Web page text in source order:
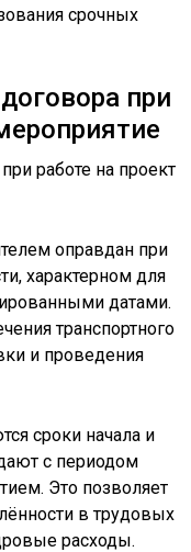
срочных
при
оправдан при
характерном для
датами.
транспортного
и проведения
сроки начала и
с периодом
Это позволяет
в трудовых
расходы.